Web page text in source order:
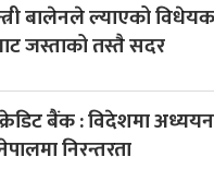
बालेनले ल्याएको
जस्ताको तस्तै सदर
बैंक : विदेशमा अध्ययन
निरन्तरता